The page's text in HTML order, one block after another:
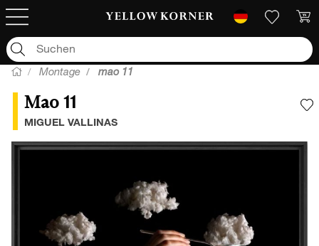
Montage mao 11
Mao 11
MIGUEL VALLINAS